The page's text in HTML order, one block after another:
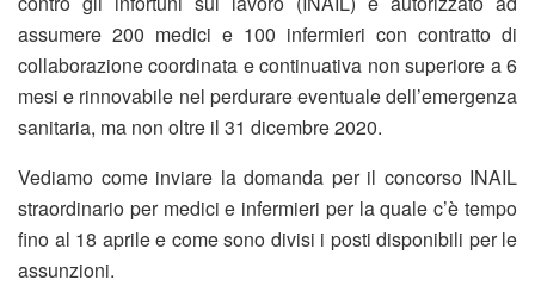
assumere 200 medici e 100 infermieri con contratto di
collaborazione coordinata e continuativa non superiore a 6
mesi e rinnovabile nel perdurare eventuale dell’emergenza
sanitaria, ma non oltre il 31 dicembre 2020.
Vediamo come inviare la domanda per il concorso INAIL
straordinario per medici e infermieri per la quale c’è tempo
fino al 18 aprile e come sono divisi i posti disponibili per le
assunzioni.